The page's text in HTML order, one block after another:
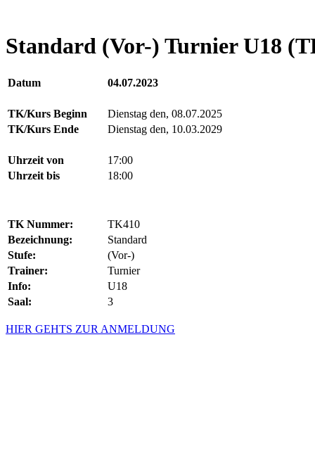
Standard (Vor-) Turnier U18
Datum 04.07.2023
TK/Kurs Beginn
Dienstag den, 08.07.2025
TK/Kurs Ende
Dienstag den, 10.03.2029
Uhrzeit von
17:00
Uhrzeit bis
18:00
TK Nummer:
TK410
Bezeichnung:
Standard
Stufe:
(Vor-)
Trainer:
Turnier
Info:
U18
Saal:
3
HIER GEHTS ZUR ANMELDUNG